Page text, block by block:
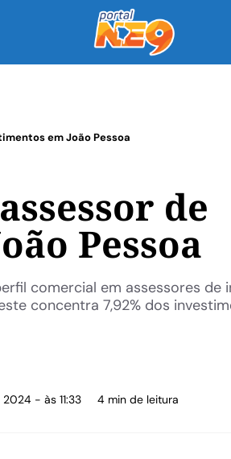
em João Pessoa
de
Pessoa
comercial em assessores de
concentra 7,92% dos
- às 11:33 4 min de leitura